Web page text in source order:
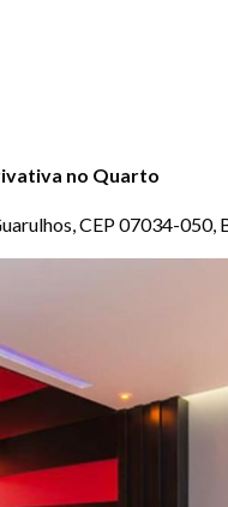
no Quarto
CEP 07034-050,